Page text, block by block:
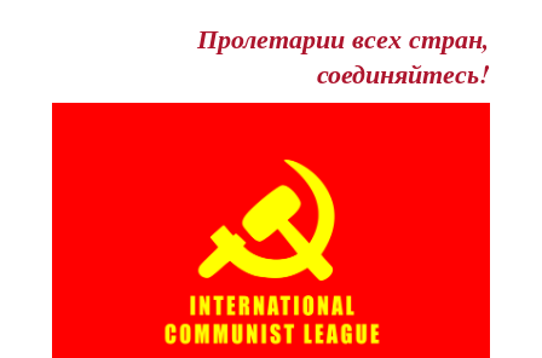
Пролетарии всех стран,
соединяйтесь!